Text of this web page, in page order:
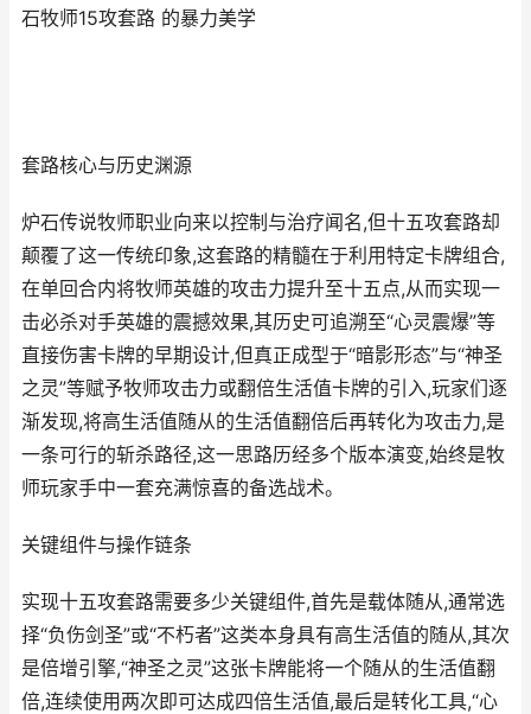
石牧师15攻套路 的暴力美学
套路核心与历史渊源
炉石传说牧师职业向来以控制与治疗闻名,但十五攻套路却
颠覆了这一传统印象,这套路的精髓在于利用特定卡牌组合,
在单回合内将牧师英雄的攻击力提升至十五点,从而实现一
击必杀对手英雄的震撼效果,其历史可追溯至“心灵震爆”等
直接伤害卡牌的早期设计,但真正成型于“暗影形态”与“神圣
之灵”等赋予牧师攻击力或翻倍生活值卡牌的引入,玩家们逐
渐发现,将高生活值随从的生活值翻倍后再转化为攻击力,是
一条可行的斩杀路径,这一思路历经多个版本演变,始终是牧
师玩家手中一套充满惊喜的备选战术。
关键组件与操作链条
实现十五攻套路需要多少关键组件,首先是载体随从,通常选
择“负伤剑圣”或“不朽者”这类本身具有高生活值的随从,其次
是倍增引擎,“神圣之灵”这张卡牌能将一个随从的生活值翻
倍,连续使用两次即可达成四倍生活值,最后是转化工具,“心